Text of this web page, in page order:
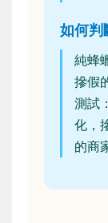
如何判
純蜂
摻假
測試
化，
的商